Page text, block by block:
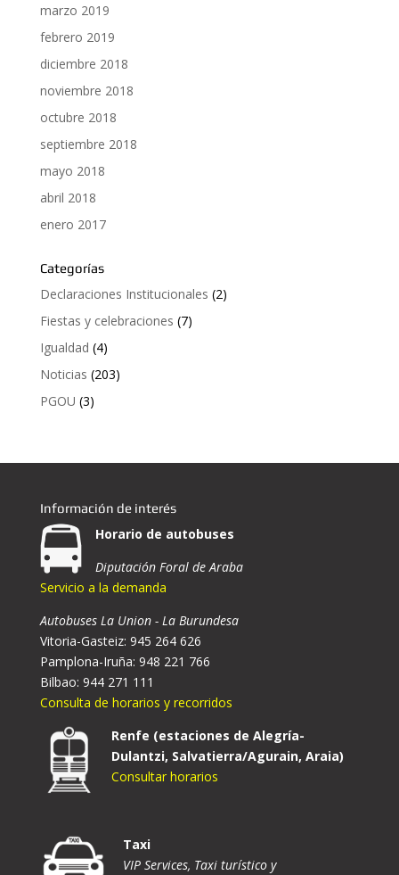
marzo 2019
febrero 2019
diciembre 2018
noviembre 2018
octubre 2018
septiembre 2018
mayo 2018
abril 2018
enero 2017
Categorías
Declaraciones Institucionales (2)
Fiestas y celebraciones (7)
Igualdad (4)
Noticias (203)
PGOU (3)
Información de interés
Horario de autobuses
Diputación Foral de Araba
Servicio a la demanda
Autobuses La Union - La Burundesa
Vitoria-Gasteiz: 945 264 626
Pamplona-Iruña: 948 221 766
Bilbao: 944 271 111
Consulta de horarios y recorridos
Renfe (estaciones de Alegría-
Dulantzi, Salvatierra/Agurain, Araia)
Consultar horarios
Taxi
VIP Services, Taxi turístico y